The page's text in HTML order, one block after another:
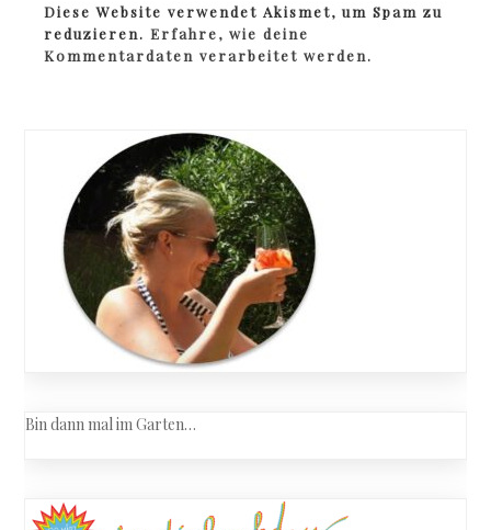
Diese Website verwendet Akismet, um Spam zu
reduzieren.Erfahre, wie deine
Kommentardaten verarbeitet werden.
Bin dann mal im Garten…